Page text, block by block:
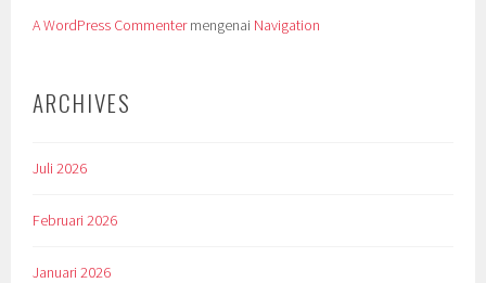
A WordPress Commentermengenai Navigation
ARCHIVES
Juli 2026
Februari 2026
Januari 2026